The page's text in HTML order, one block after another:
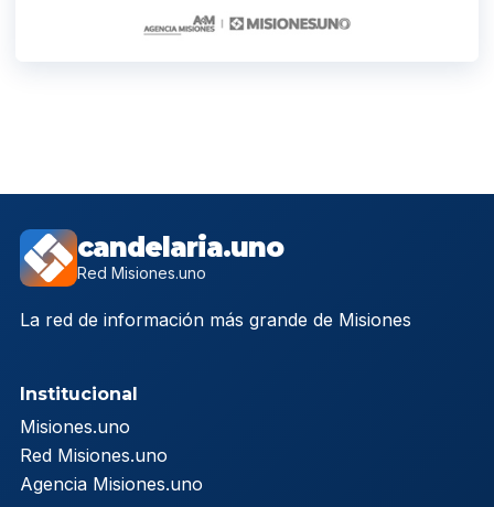
candelaria.uno
Red Misiones.uno
La red de información más grande de Misiones
Institucional
Misiones.uno
Red Misiones.uno
Agencia Misiones.uno